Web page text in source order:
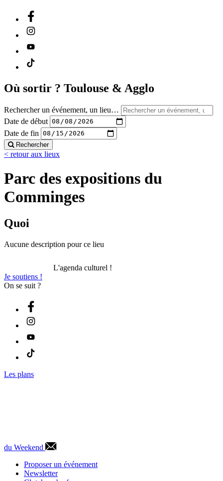
Où sortir ? Toulouse & Agglo
Rechercher un événement, un lieu…
Date de début
Date de fin
Rechercher
< retour aux lieux
Parc des expositions du
Comminges
Quoi
Aucune description pour ce lieu
L'agenda culturel !
Je soutiens !
On se suit ?
Les plans
du Weekend
Proposer un événement
Newsletter